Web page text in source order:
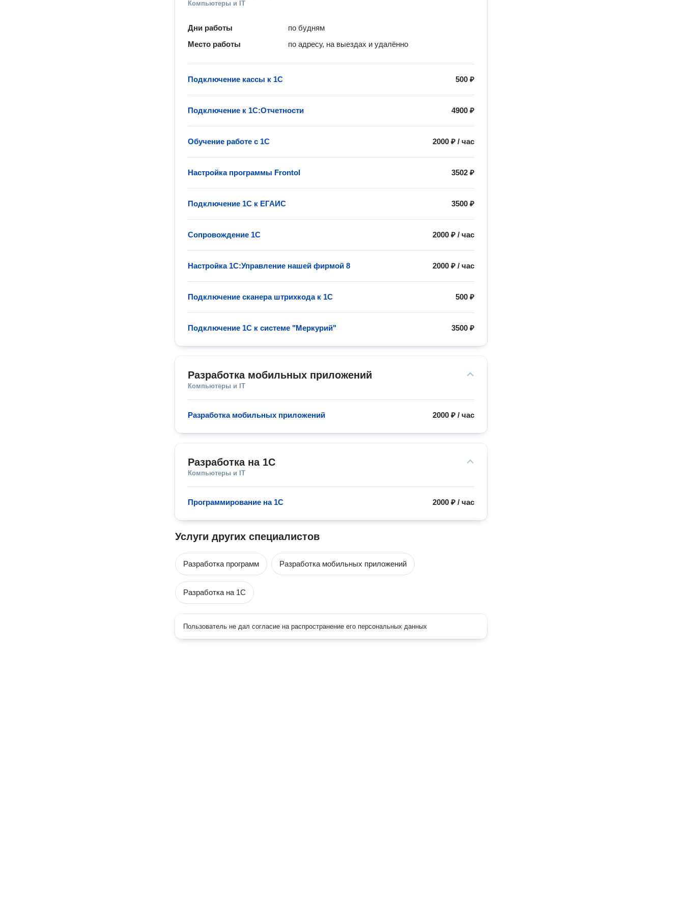
Компьютеры и IT
Дни работы
по будням
Место работы
по адресу, на выездах и удалённо
500 ₽
Подключение кассы к 1С
4900 ₽
Подключение к 1С:Отчетности
2000 ₽ /час
Обучение работе с 1С
3502 ₽
Настройка программы Frontol
3500 ₽
Подключение 1С к ЕГАИС
2000 ₽ /час
Сопровождение 1С
2000 ₽ /час
Настройка 1С:Управление нашей фирмой 8
500 ₽
Подключение сканера штрихкода к 1С
3500 ₽
Подключение 1С к системе "Меркурий"
Разработка мобильных приложений
Компьютеры и IT
2000 ₽ /час
Разработка мобильных приложений
Разработка на 1C
Компьютеры и IT
2000 ₽ /час
Программирование на 1C
Услуги других специалистов
Разработка программ Разработка мобильных приложений
Разработка на 1C
Пользователь не дал согласие на распространение его персональных данных